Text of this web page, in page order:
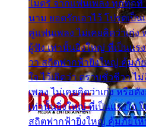
ไมตรี จากแฟนเพลง ทุกทุก
นาม ยอดรักเอาไว้ โปรดเป็น
คู่แฟนเพลง ไม่เคยคิดว่าเก่
ผู้ฟัง เท่านั้นยิ่งใหญ่ ที่เป็นแร
วา สถิตฟากฟ้ายิ่งใหญ่ คุ้มภั
ใจ ไว้เถิดว่า ตราบชั่วชีวา
เพลง ไม่เคยคิดว่าเก่ง หรือ
เท่านั้นยิ่งใหญ่ ที่เป็นแรงใจ
สถิตฟากฟ้ายิ่งใหญ่ คุ้มภัยให้